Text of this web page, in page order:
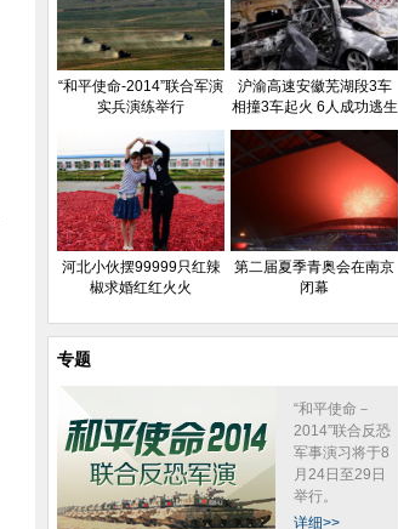
“和平使命-2014”联合军演
实兵演练举行
沪渝高速安徽芜湖段3车
相撞3车起火 6人成功逃生
河北小伙摆99999只红辣
椒求婚红红火火
第二届夏季青奥会在南京
闭幕
专题
“和平使命－
2014”联合反恐
军事演习将于8
月24日至29日
举行。
详细>>